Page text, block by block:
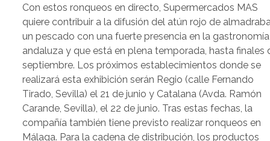
Con estos ronqueos en directo, Supermercados MAS
quiere contribuir a la difusión del atún rojo de
un pescado con una fuerte presencia en la gastronomía
andaluza y que está en plena temporada, hasta finales
septiembre. Los próximos establecimientos donde se
realizará esta exhibición serán Regio (calle Fernando
Tirado, Sevilla) el 21 de junio y Catalana (Avda. Ramón
Carande, Sevilla), el 22 de junio. Tras estas fechas, la
compañía también tiene previsto realizar ronqueos en
Málaga. Para la cadena de distribución, los productos